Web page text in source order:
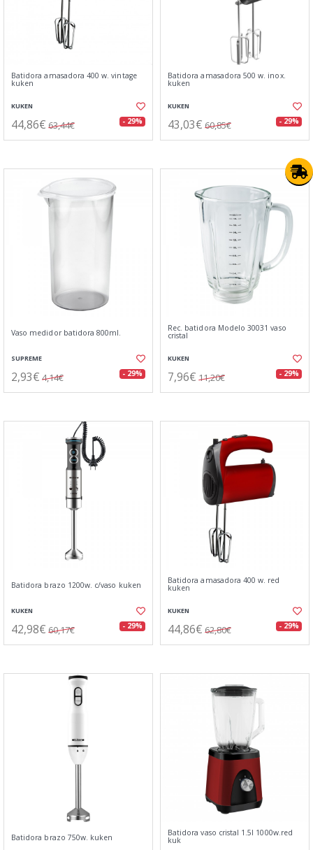
Batidora amasadora 400 w. vintage
kuken
KUKEN
44,86€ 63,44€ - 29%
Batidora amasadora 500 w. inox.
kuken
KUKEN
43,03€ 60,85€ - 29%
Vaso medidor batidora 800ml.
SUPREME
2,93€ 4,14€ - 29%
Rec. batidora Modelo 30031 vaso
cristal
KUKEN
7,96€ 11,20€ - 29%
Batidora brazo 1200w. c/vaso kuken
KUKEN
42,98€ 60,17€ - 29%
Batidora amasadora 400 w. red
kuken
KUKEN
44,86€ 62,80€ - 29%
Batidora brazo 750w. kuken Batidora vaso cristal 1.5l 1000w.red
kuk